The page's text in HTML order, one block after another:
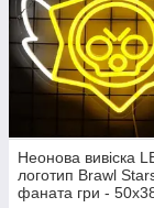
Неонова вивіска
логотип Brawl
фаната гри -